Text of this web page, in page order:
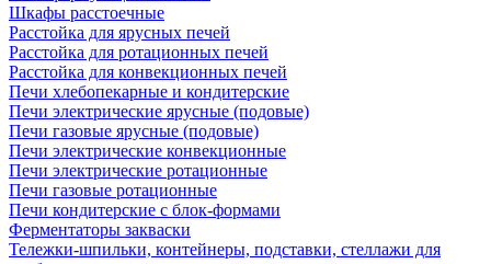
Шкафы расстоечные
Расстойка для ярусных печей
Расстойка для ротационных печей
Расстойка для конвекционных печей
Печи хлебопекарные и кондитерские
Печи электрические ярусные (подовые)
Печи газовые ярусные (подовые)
Печи электрические конвекционные
Печи электрические ротационные
Печи газовые ротационные
Печи кондитерские с блок-формами
Ферментаторы закваски
Тележки-шпильки, контейнеры, подставки, стеллажи для